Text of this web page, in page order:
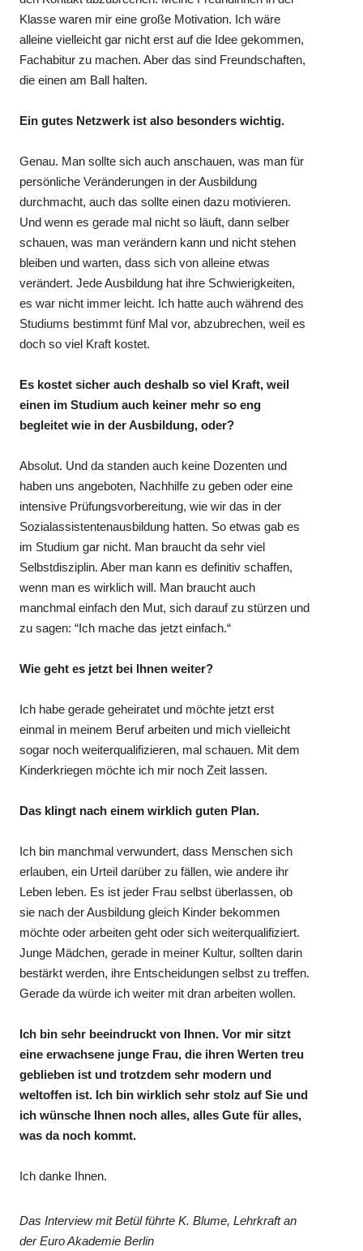
Klasse waren mir eine große Motivation. Ich wäre
alleine vielleicht gar nicht erst auf die Idee gekommen,
Fachabitur zu machen. Aber das sind Freundschaften,
die einen am Ball halten.
Ein gutes Netzwerk ist also besonders wichtig.
Genau. Man sollte sich auch anschauen, was man für
persönliche Veränderungen in der Ausbildung
durchmacht, auch das sollte einen dazu motivieren.
Und wenn es gerade mal nicht so läuft, dann selber
schauen, was man verändern kann und nicht stehen
bleiben und warten, dass sich von alleine etwas
verändert. Jede Ausbildung hat ihre Schwierigkeiten,
es war nicht immer leicht. Ich hatte auch während des
Studiums bestimmt fünf Mal vor, abzubrechen, weil es
doch so viel Kraft kostet.
Es kostet sicher auch deshalb so viel Kraft, weil
einen im Studium auch keiner mehr so eng
begleitet wie in der Ausbildung, oder?
Absolut. Und da standen auch keine Dozenten und
haben uns angeboten, Nachhilfe zu geben oder eine
intensive Prüfungsvorbereitung, wie wir das in der
Sozialassistentenausbildung hatten. So etwas gab es
im Studium gar nicht. Man braucht da sehr viel
Selbstdisziplin. Aber man kann es definitiv schaffen,
wenn man es wirklich will. Man braucht auch
manchmal einfach den Mut, sich darauf zu stürzen und
zu sagen: “Ich mache das jetzt einfach.“
Wie geht es jetzt bei Ihnen weiter?
Ich habe gerade geheiratet und möchte jetzt erst
einmal in meinem Beruf arbeiten und mich vielleicht
sogar noch weiterqualifizieren, mal schauen. Mit dem
Kinderkriegen möchte ich mir noch Zeit lassen.
Das klingt nach einem wirklich guten Plan.
Ich bin manchmal verwundert, dass Menschen sich
erlauben, ein Urteil darüber zu fällen, wie andere ihr
Leben leben. Es ist jeder Frau selbst überlassen, ob
sie nach der Ausbildung gleich Kinder bekommen
möchte oder arbeiten geht oder sich weiterqualifiziert.
Junge Mädchen, gerade in meiner Kultur, sollten darin
bestärkt werden, ihre Entscheidungen selbst zu treffen.
Gerade da würde ich weiter mit dran arbeiten wollen.
Ich bin sehr beeindruckt von Ihnen. Vor mir sitzt
eine erwachsene junge Frau, die ihren Werten treu
geblieben ist und trotzdem sehr modern und
weltoffen ist. Ich bin wirklich sehr stolz auf Sie und
ich wünsche Ihnen noch alles, alles Gute für alles,
was da noch kommt.
Ich danke Ihnen.
Das Interview mit Betül führte K. Blume, Lehrkraft an
der Euro Akademie Berlin